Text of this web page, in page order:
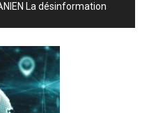
La désinformation